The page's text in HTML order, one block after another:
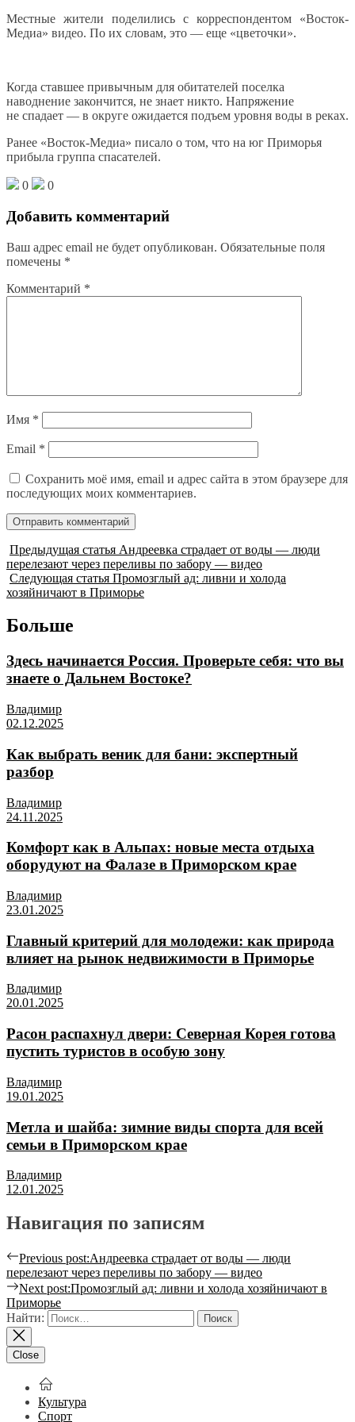
Местные жители поделились с корреспондентом «Восток-
Медиа» видео. По их словам, это — еще «цветочки».
Когда ставшее привычным для обитателей поселка
наводнение закончится, не знает никто. Напряжение
не спадает — в округе ожидается подъем уровня воды в реках.
Ранее «Восток-Медиа» писало о том, что на юг Приморья
прибыла группа спасателей.
0 0
Добавить комментарий
Ваш адрес email не будет опубликован. Обязательные поля
помечены *
Комментарий *
Имя *
Email *
Сохранить моё имя, email и адрес сайта в этом браузере для
последующих моих комментариев.
Предыдущая статья Андреевка страдает от воды — люди
перелезают через переливы по забору — видео
Следующая статья Промозглый ад: ливни и холода
хозяйничают в Приморье
Больше
Здесь начинается Россия. Проверьте себя: что вы
знаете о Дальнем Востоке?
Владимир
02.12.2025
Как выбрать веник для бани: экспертный
разбор
Владимир
24.11.2025
Комфорт как в Альпах: новые места отдыха
оборудуют на Фалазе в Приморском крае
Владимир
23.01.2025
Главный критерий для молодежи: как природа
влияет на рынок недвижимости в Приморье
Владимир
20.01.2025
Расон распахнул двери: Северная Корея готова
пустить туристов в особую зону
Владимир
19.01.2025
Метла и шайба: зимние виды спорта для всей
семьи в Приморском крае
Владимир
12.01.2025
Навигация по записям
Previous post:Андреевка страдает от воды — люди
перелезают через переливы по забору — видео
Next post:Промозглый ад: ливни и холода хозяйничают в
Приморье
Найти:
Close
Культура
Спорт